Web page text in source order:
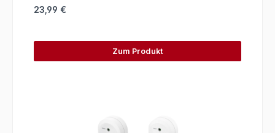
23,99 €
Zum Produkt